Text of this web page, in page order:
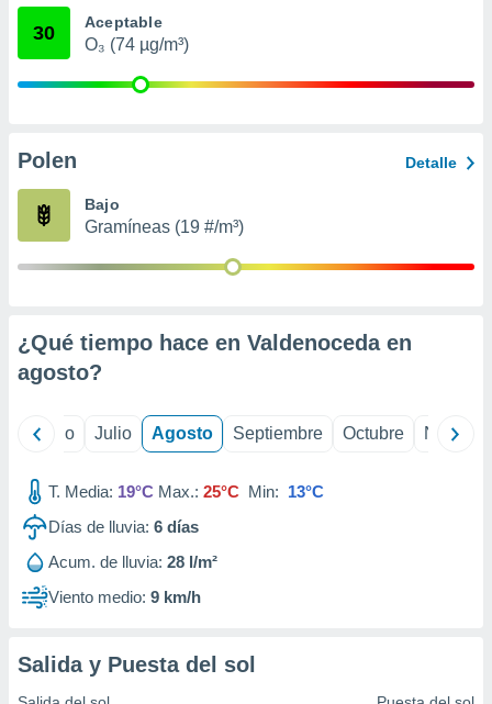
e
de
30 Aceptable
O₃ (74 µg/m³)
Polen Detalle
Bajo
Gramíneas (19 #/m³)
¿Qué tiempo hace en Valdenoceda en
agosto?
Junio Julio Agosto Septiembre Octubre
T. Media: 19°C Max.: 25°C Min: 13°C
Días de lluvia: 6 días
Acum. de lluvia: 28 l/m²
Viento medio: 9 km/h
Salida y Puesta del sol